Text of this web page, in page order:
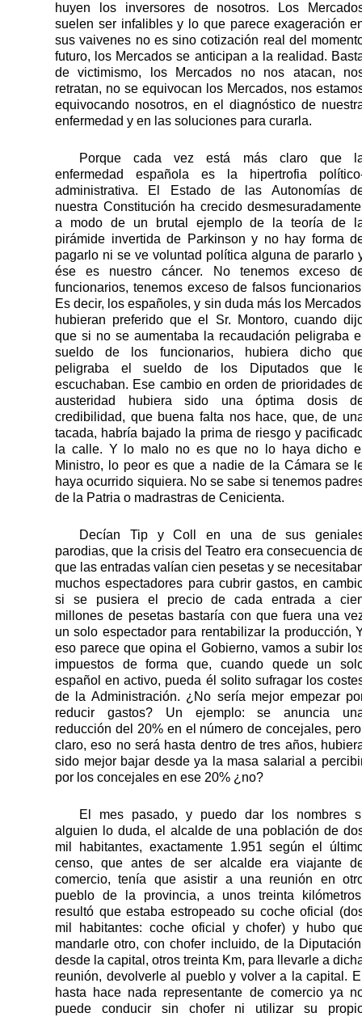
huyen los inversores de nosotros. Los
suelen ser infalibles y lo que parece exageración
sus vaivenes no es sino cotización real del
futuro, los Mercados se anticipan a la realidad.
de victimismo, los Mercados no nos atacan,
retratan, no se equivocan los Mercados, nos
equivocando nosotros, en el diagnóstico de
enfermedad y en las soluciones para curarla.
Porque cada vez está más claro que
enfermedad española es la hipertrofia
administrativa. El Estado de las Autonomías
nuestra Constitución ha crecido
a modo de un brutal ejemplo de la teoría de
pirámide invertida de Parkinson y no hay forma
pagarlo ni se ve voluntad política alguna de pararlo
ése es nuestro cáncer. No tenemos exceso
funcionarios, tenemos exceso de falsos
Es decir, los españoles, y sin duda más los
hubieran preferido que el Sr. Montoro, cuando
que si no se aumentaba la recaudación peligraba
sueldo de los funcionarios, hubiera dicho
peligraba el sueldo de los Diputados que
escuchaban. Ese cambio en orden de prioridades
austeridad hubiera sido una óptima dosis
credibilidad, que buena falta nos hace, que, de
tacada, habría bajado la prima de riesgo y
la calle. Y lo malo no es que no lo haya dicho
Ministro, lo peor es que a nadie de la Cámara se
haya ocurrido siquiera. No se sabe si tenemos
de la Patria o madrastras de Cenicienta.
Decían Tip y Coll en una de sus
parodias, que la crisis del Teatro era consecuencia
que las entradas valían cien pesetas y se
muchos espectadores para cubrir gastos, en
si se pusiera el precio de cada entrada a
millones de pesetas bastaría con que fuera una
un solo espectador para rentabilizar la producción,
eso parece que opina el Gobierno, vamos a subir
impuestos de forma que, cuando quede un
español en activo, pueda él solito sufragar los
de la Administración. ¿No sería mejor empezar
reducir gastos? Un ejemplo: se anuncia
reducción del 20% en el número de concejales,
claro, eso no será hasta dentro de tres años,
sido mejor bajar desde ya la masa salarial a
por los concejales en ese 20% ¿no?
El mes pasado, y puedo dar los nombres
alguien lo duda, el alcalde de una población de
mil habitantes, exactamente 1.951 según el
censo, que antes de ser alcalde era viajante
comercio, tenía que asistir a una reunión en
pueblo de la provincia, a unos treinta
resultó que estaba estropeado su coche oficial
mil habitantes: coche oficial y chofer) y hubo
mandarle otro, con chofer incluido, de la
desde la capital, otros treinta Km, para llevarle a
reunión, devolverle al pueblo y volver a la capital.
hasta hace nada representante de comercio ya
puede conducir sin chofer ni utilizar su